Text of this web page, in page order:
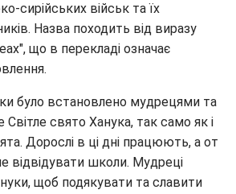
сирійських військ та їх
Назва походить від виразу
що в перекладі означає
було встановлено мудрецями та
свято Ханука, так само як і
Дорослі в ці дні працюють, а от
відвідувати школи. Мудреці
щоб подякувати та славити